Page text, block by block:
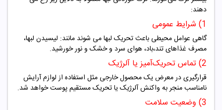
دهند:
1) شرایط عمومی
گاهی عوامل محیطی باعث تحریک لبها می شوند مانند: لیسیدن لبها،
مصرف غذاهای تند،باد، هوای سرد و خشک و نور خورشید.
2) تماس تحریک‌آمیز یا آلرژیک
قرارگیری در معرض یک محصول خارجی مثل استفاده از لوازم آرایش
نامناسب منجر به واکنش آلرژیک یا تحریک مستقیم پوست خواهد شد.
3) وضعیت سلامت